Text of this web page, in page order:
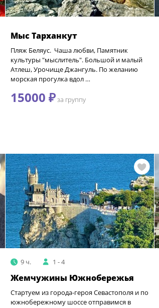
Мыс Тарханкут
Пляж Беляус. Чаша любви, Памятник
культуры "мыслитель". Большой и малый
Атлеш, Урочище Джангуль. По желанию
морская прогулка вдол …
15000 ₽за группу
9 ч. 1 - 4
Жемчужины Южнобережья
Стартуем из города-героя Севастополя и по
южнобережному шоссе отправимся в